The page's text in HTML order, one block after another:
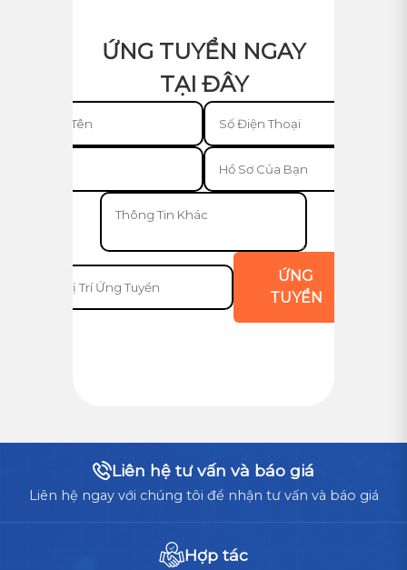
ỨNG TUYỂN NGAY
TẠI ĐÂY
ỨNG
TUYỂN
Liên hệ tư vấn và báo giá
Liên hệ ngay với chúng tôi để nhận tư vấn và báo giá
Hợp tác